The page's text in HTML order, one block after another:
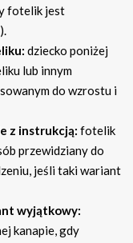
fotelik jest
dziecko poniżej
lub innym
do wzrostu i
z instrukcją: fotelik
przewidziany do
jeśli taki wariant
wyjątkowy:
kanapie, gdy